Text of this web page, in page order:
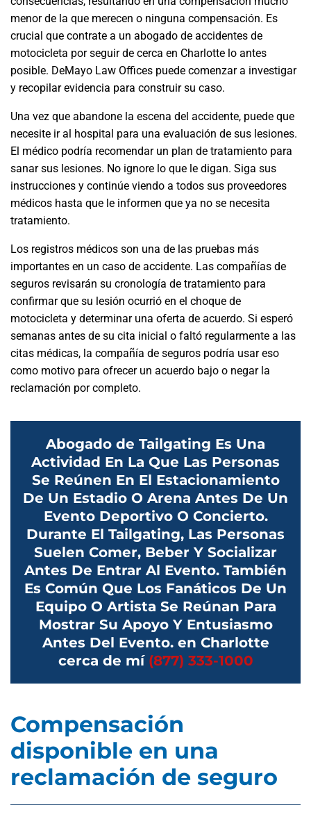
menor de la que merecen o ninguna compensación. Es
crucial que contrate a un abogado de accidentes de
motocicleta por seguir de cerca en Charlotte lo antes
posible. DeMayo Law Offices puede comenzar a investigar
y recopilar evidencia para construir su caso.
Una vez que abandone la escena del accidente, puede que
necesite ir al hospital para una evaluación de sus lesiones.
El médico podría recomendar un plan de tratamiento para
sanar sus lesiones. No ignore lo que le digan. Siga sus
instrucciones y continúe viendo a todos sus proveedores
médicos hasta que le informen que ya no se necesita
tratamiento.
Los registros médicos son una de las pruebas más
importantes en un caso de accidente. Las compañías de
seguros revisarán su cronología de tratamiento para
confirmar que su lesión ocurrió en el choque de
motocicleta y determinar una oferta de acuerdo. Si esperó
semanas antes de su cita inicial o faltó regularmente a las
citas médicas, la compañía de seguros podría usar eso
como motivo para ofrecer un acuerdo bajo o negar la
reclamación por completo.
Abogado de Tailgating Es Una
Actividad En La Que Las Personas
Se Reúnen En El Estacionamiento
De Un Estadio O Arena Antes De Un
Evento Deportivo O Concierto.
Durante El Tailgating, Las Personas
Suelen Comer, Beber Y Socializar
Antes De Entrar Al Evento. También
Es Común Que Los Fanáticos De Un
Equipo O Artista Se Reúnan Para
Mostrar Su Apoyo Y Entusiasmo
Antes Del Evento. en Charlotte
cerca de mí (877) 333-1000
Compensación
disponible en una
reclamación de seguro